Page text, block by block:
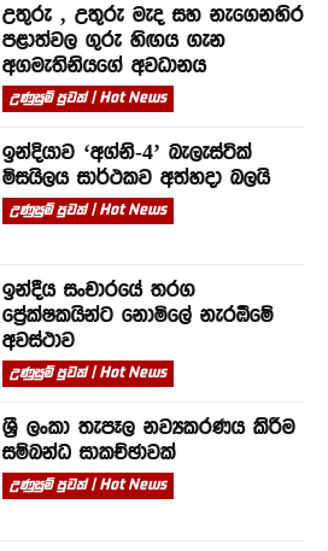
උතුරු , උතුරු මැද සහ නැගෙනහිර
පළාත්වල ගුරු හිඟය ගැන
අගමැතිනියගේ අවධානය
උණුසුම් පුවත් | Hot News
ඉන්දියාව ‘අග්නි-4’ බැලැස්ටික්
මිසයිලය සාර්ථකව අත්හදා බලයි
උණුසුම් පුවත් | Hot News
ඉන්දීය සංචාරයේ තරග
ප්‍රේක්ෂකයින්ට නොමිලේ නැරඹීමේ
අවස්ථාව
උණුසුම් පුවත් | Hot News
ශ්‍රී ලංකා තැපෑල නව්‍යකරණය කිරීම
සම්බන්ධ සාකච්ඡාවක්
උණුසුම් පුවත් | Hot News